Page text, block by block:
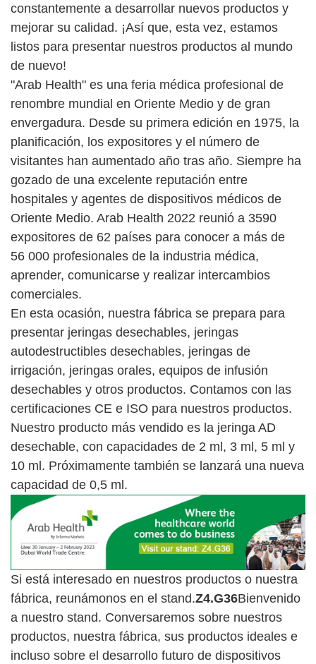
constantemente a desarrollar nuevos productos y
mejorar su calidad. ¡Así que, esta vez, estamos
listos para presentar nuestros productos al mundo
de nuevo!
"Arab Health" es una feria médica profesional de
renombre mundial en Oriente Medio y de gran
envergadura. Desde su primera edición en 1975, la
planificación, los expositores y el número de
visitantes han aumentado año tras año. Siempre ha
gozado de una excelente reputación entre
hospitales y agentes de dispositivos médicos de
Oriente Medio. Arab Health 2022 reunió a 3590
expositores de 62 países para conocer a más de
56 000 profesionales de la industria médica,
aprender, comunicarse y realizar intercambios
comerciales.
En esta ocasión, nuestra fábrica se prepara para
presentar jeringas desechables, jeringas
autodestructibles desechables, jeringas de
irrigación, jeringas orales, equipos de infusión
desechables y otros productos. Contamos con las
certificaciones CE e ISO para nuestros productos.
Nuestro producto más vendido es la jeringa AD
desechable, con capacidades de 2 ml, 3 ml, 5 ml y
10 ml. Próximamente también se lanzará una nueva
capacidad de 0,5 ml.
Si está interesado en nuestros productos o nuestra
fábrica, reunámonos en el stand.Z4.G36Bienvenido
a nuestro stand. Conversaremos sobre nuestros
productos, nuestra fábrica, sus productos ideales e
incluso sobre el desarrollo futuro de dispositivos